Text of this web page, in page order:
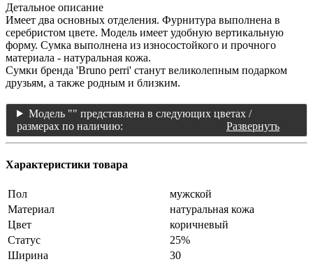
Детальное описание
Имеет два основных отделения. Фурнитура выполнена в
серебристом цвете. Модель имеет удобную вертикальную
форму. Сумка выполнена из износостойкого и прочного
материала - натуральная кожа.
Сумки бренда 'Bruno perri' станут великолепным подарком
друзьям, а также родным и близким.
Модель "" представлена в следующих цветах /
размерах по наличию:
Развернуть
Характеристики товара
Пол
мужской
Материал
натуральная кожа
Цвет
коричневый
Статус
25%
Ширина
30